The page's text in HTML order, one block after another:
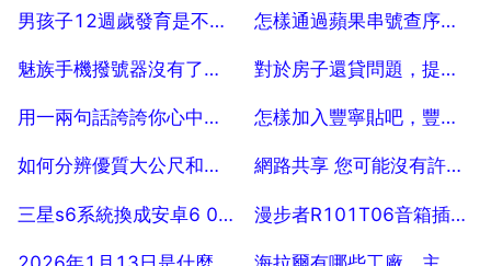
2025-07-29 2025-07-29
男孩子12週歲發育是不是早熟
2025-07-29
怎樣通過蘋果串號查序列號
2025-07-29
魅族手機撥號器沒有了怎麼恢復
2025-07-29
對於房子還貸問題，提前還款好還是不好 5
2025-07-29
用一兩句話誇誇你心中的趙州橋
2025-07-29
怎樣加入豐寧貼吧，豐寧貼吧最新訊息新聞
2025-07-29
如何分辨優質大公尺和糙公尺，糙公尺該如何鑑別優劣？
2025-07-29
網路共享 您可能沒有許可權訪問網路資源
2025-07-29
三星s6系統換成安卓6 0後充電很慢
2025-07-29
漫步者R101T06音箱插孔接觸不良
2025-07-29